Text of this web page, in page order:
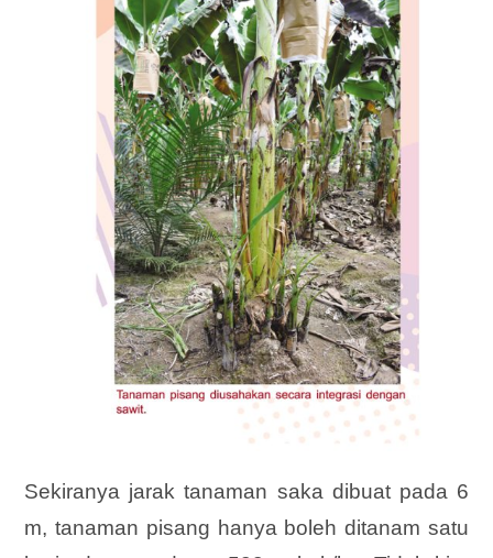
Sekiranya jarak tanaman saka dibuat pada 6
m, tanaman pisang hanya boleh ditanam satu